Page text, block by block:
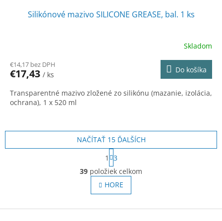
Silikónové mazivo SILICONE GREASE, bal. 1 ks
Skladom
€14,17 bez DPH
€17,43 / ks
Do košíka
Transparentné mazivo zložené zo silikónu (mazanie, izolácia,
ochrana), 1 x 520 ml
O
v
l
á
NAČÍTAŤ 15 ĎALŠÍCH
S
t
r
á
n
k
v
1
3
39 položiek celkom
HORE
Z